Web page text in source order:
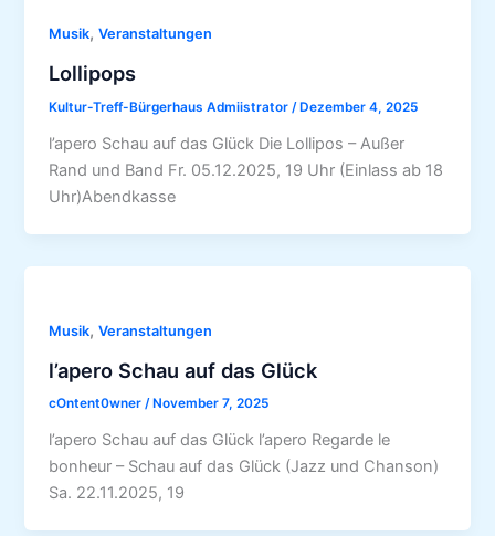
Musik,Veranstaltungen
Lollipops
Kultur-Treff-Bürgerhaus Admiistrator/ Dezember 4, 2025
l’apero Schau auf das Glück Die Lollipos – Außer
Rand und Band Fr. 05.12.2025, 19 Uhr (Einlass ab 18
Uhr)Abendkasse
Musik,Veranstaltungen
l’apero Schau auf das Glück
cOntent0wner/ November 7, 2025
l’apero Schau auf das Glück l’apero Regarde le
bonheur – Schau auf das Glück (Jazz und Chanson)
Sa. 22.11.2025, 19